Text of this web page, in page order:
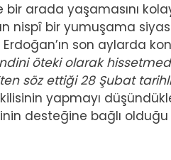
bir arada yaşamasını
nispî bir yumuşama
son aylarda
öteki olarak
söz ettiği 28 Şubat tarihli
yapmayı
desteğine bağlı